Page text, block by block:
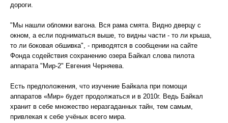
дороги.
"Мы нашли обломки вагона. Вся рама смята. Видно дверцу с
окном, а если подниматься выше, то видны части - то ли крыша,
то ли боковая обшивка", - приводятся в сообщении на сайте
Фонда содействия сохранению озера Байкал слова пилота
аппарата "Мир-2" Евгения Черняева.
Есть предположения, что изучение Байкала при помощи
аппаратов «Мир» будет продолжаться и в 2010г. Ведь Байкал
хранит в себе множество неразгаданных тайн, тем самым,
привлекая к себе учёных всего мира.